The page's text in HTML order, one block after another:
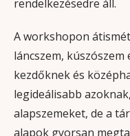
rendelkezésedre áll.
A workshopon
láncszem,
kezdőknek és
legideálisabb
alapszemeket, de a
alapok gyorsan